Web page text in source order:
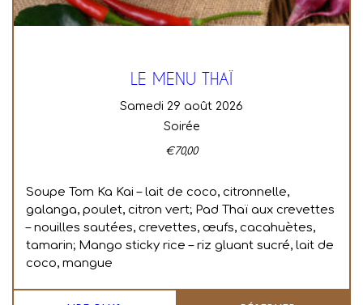
LE MENU THAÏ
samedi 29 août 2026
Soirée
€70,00
Soupe Tom Ka Kai – lait de coco, citronnelle,
galanga, poulet, citron vert; Pad Thaï aux crevettes
– nouilles sautées, crevettes, œufs, cacahuètes,
tamarin; Mango sticky rice – riz gluant sucré, lait de
coco, mangue